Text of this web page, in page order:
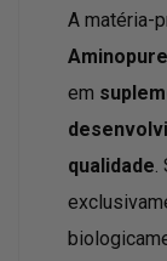
A matéria-
em
qualidade.